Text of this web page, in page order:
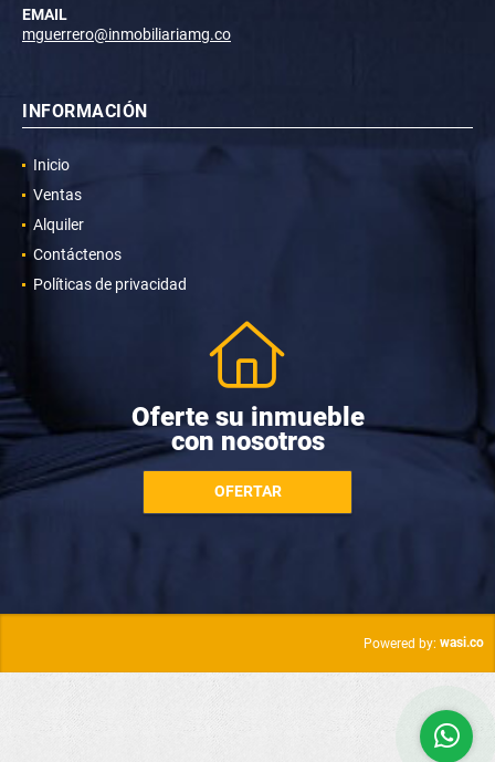
EMAIL
mguerrero@inmobiliariamg.co
INFORMACIÓN
Inicio
Ventas
Alquiler
Contáctenos
Políticas de privacidad
Oferte su inmueble
con nosotros
OFERTAR
Powered by: wasi.co